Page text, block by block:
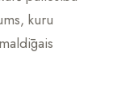
kuru